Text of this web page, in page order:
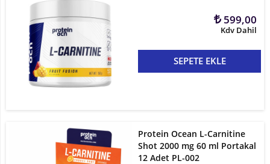
Atıştırmalıklar
Sipariş
Takibi
Kombinasyonlar
599,00
Kdv Dahil
SEPETE EKLE
Protein Ocean L-Carnitine
Shot 2000 mg 60 ml Portakal
12 Adet PL-002